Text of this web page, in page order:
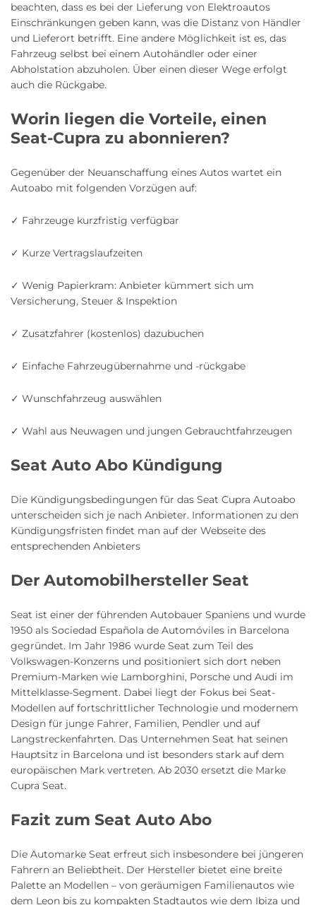
beachten, dass es bei der Lieferung von Elektroautos
Einschränkungen geben kann, was die Distanz von Händler
und Lieferort betrifft. Eine andere Möglichkeit ist es, das
Fahrzeug selbst bei einem Autohändler oder einer
Abholstation abzuholen. Über einen dieser Wege erfolgt
auch die Rückgabe.
Worin liegen die Vorteile, einen
Seat-Cupra zu abonnieren?
Gegenüber der Neuanschaffung eines Autos wartet ein
Autoabo mit folgenden Vorzügen auf:
✓ Fahrzeuge kurzfristig verfügbar
✓ Kurze Vertragslaufzeiten
✓ Wenig Papierkram: Anbieter kümmert sich um
Versicherung, Steuer & Inspektion
✓ Zusatzfahrer (kostenlos) dazubuchen
✓ Einfache Fahrzeugübernahme und -rückgabe
✓ Wunschfahrzeug auswählen
✓ Wahl aus Neuwagen und jungen Gebrauchtfahrzeugen
Seat Auto Abo Kündigung
Die Kündigungsbedingungen für das Seat Cupra Autoabo
unterscheiden sich je nach Anbieter. Informationen zu den
Kündigungsfristen findet man auf der Webseite des
entsprechenden Anbieters
Der Automobilhersteller Seat
Seat ist einer der führenden Autobauer Spaniens und wurde
1950 als Sociedad Española de Automóviles in Barcelona
gegründet. Im Jahr 1986 wurde Seat zum Teil des
Volkswagen-Konzerns und positioniert sich dort neben
Premium-Marken wie Lamborghini, Porsche und Audi im
Mittelklasse-Segment. Dabei liegt der Fokus bei Seat-
Modellen auf fortschrittlicher Technologie und modernem
Design für junge Fahrer, Familien, Pendler und auf
Langstreckenfahrten. Das Unternehmen Seat hat seinen
Hauptsitz in Barcelona und ist besonders stark auf dem
europäischen Mark vertreten. Ab 2030 ersetzt die Marke
Cupra Seat.
Fazit zum Seat Auto Abo
Die Automarke Seat erfreut sich insbesondere bei jüngeren
Fahrern an Beliebtheit. Der Hersteller bietet eine breite
Palette an Modellen – von geräumigen Familienautos wie
dem Leon bis zu kompakten Stadtautos wie dem Ibiza und